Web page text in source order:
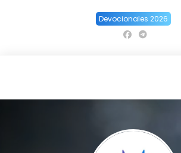
Devocionales 2026